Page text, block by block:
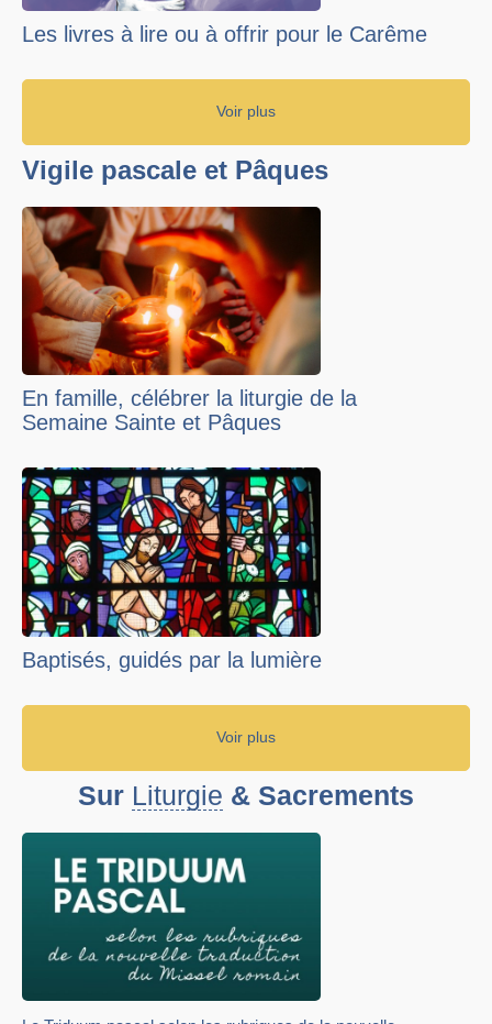
Les livres à lire ou à offrir pour le Carême
Voir plus
Vigile pascale et Pâques
En famille, célébrer la liturgie de la
Semaine Sainte et Pâques
Baptisés, guidés par la lumière
Voir plus
Sur Liturgie & Sacrements